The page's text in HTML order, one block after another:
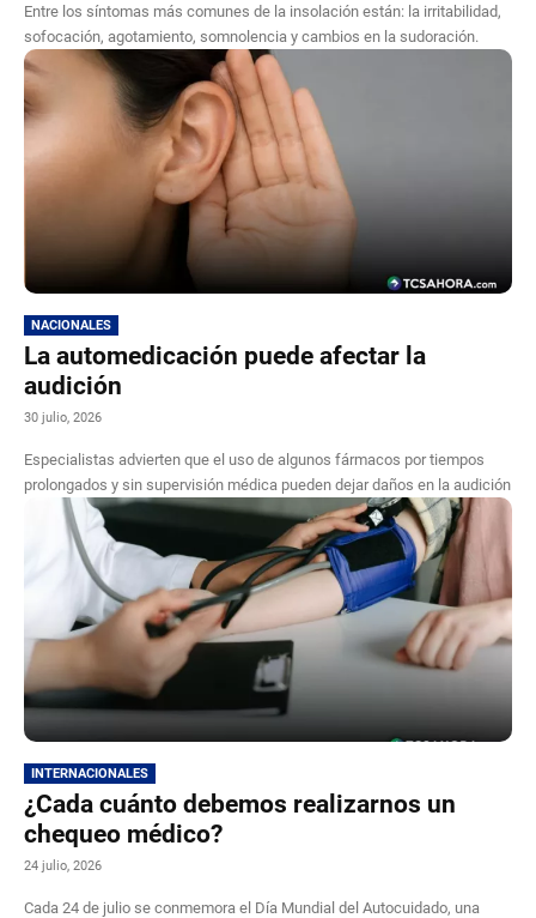
Entre los síntomas más comunes de la insolación están: la irritabilidad,
sofocación, agotamiento, somnolencia y cambios en la sudoración.
NACIONALES
La automedicación puede afectar la
audición
30 julio, 2026
Especialistas advierten que el uso de algunos fármacos por tiempos
prolongados y sin supervisión médica pueden dejar daños en la audición
INTERNACIONALES
¿Cada cuánto debemos realizarnos un
chequeo médico?
24 julio, 2026
Cada 24 de julio se conmemora el Día Mundial del Autocuidado, una